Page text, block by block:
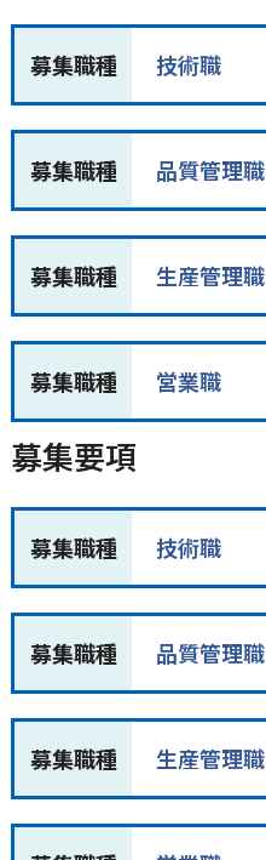
募集職種 技術職
募集職種 品質管理職
募集職種 生産管理職
募集職種 営業職
募集要項
募集職種 技術職
募集職種 品質管理職
募集職種 生産管理職